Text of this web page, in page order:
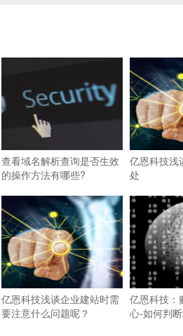
查看域名解析查询是否生效
的操作方法有哪些?
亿恩科技浅
处
亿恩科技浅谈企业建站时需
要注意什么问题呢？
亿恩科技：
心-如何判